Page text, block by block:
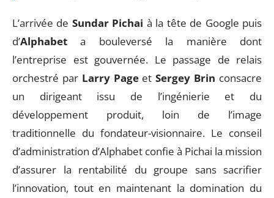
L’arrivée de Sundar Pichai à la tête de Google puis
d’Alphabet a bouleversé la manière dont
l’entreprise est gouvernée. Le passage de relais
orchestré par Larry PageetSergey Brin consacre
un dirigeant issu de l’ingénierie et du
développement produit, loin de l’image
traditionnelle du fondateur-visionnaire. Le conseil
d’administration d’Alphabet confie à Pichai la mission
d’assurer la rentabilité du groupe sans sacrifier
l’innovation, tout en maintenant la domination du